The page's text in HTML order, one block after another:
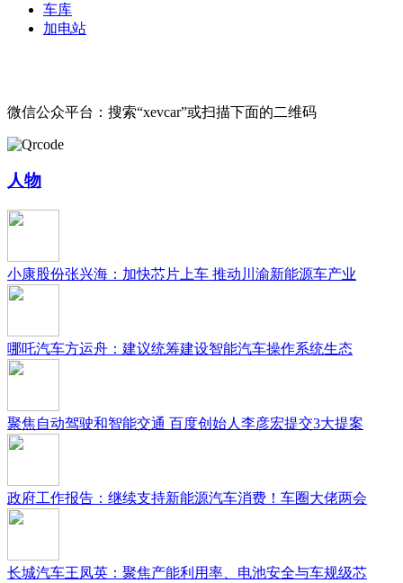
车库
加电站
微信公众平台：搜索“xevcar”或扫描下面的二维码
人物
小康股份张兴海：加快芯片上车 推动川渝新能源车产业
哪吒汽车方运舟：建议统筹建设智能汽车操作系统生态
聚焦自动驾驶和智能交通 百度创始人李彦宏提交3大提案
政府工作报告：继续支持新能源汽车消费！车圈大佬两会
长城汽车王凤英：聚焦产能利用率、电池安全与车规级芯